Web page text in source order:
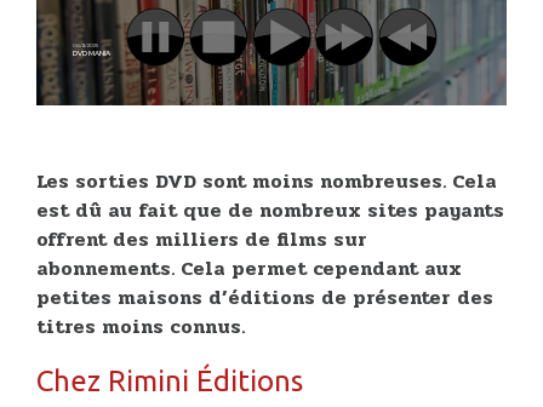
06/11/2025
DVD MANIA
Les sorties DVD sont moins nombreuses. Cela
est dû au fait que de nombreux sites payants
offrent des milliers de films sur
abonnements. Cela permet cependant aux
petites maisons d’éditions de présenter des
titres moins connus.
Chez Rimini Éditions